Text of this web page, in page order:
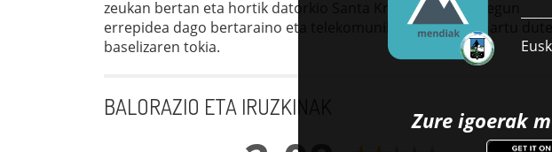
Zure igoerak
zeukan bertan eta hortik datorkio Santa Kruz izena. Gaur egun
errepidea dago bertaraino eta telekomunikazio antenek hartu dute
baselizaren tokia.
BALORAZIO ETA IRUZKINAK